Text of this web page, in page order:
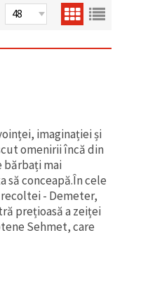
imaginației și
omenirii încă din
bărbați mai
să conceapă.În cele
- Demeter,
prețioasă a zeiței
Sehmet, care